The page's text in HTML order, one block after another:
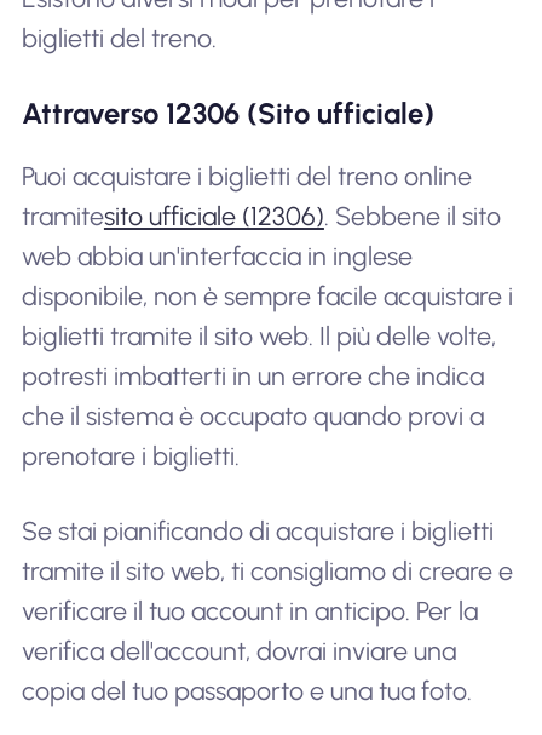
biglietti del treno.
Attraverso 12306 (Sito ufficiale)
Puoi acquistare i biglietti del treno online
tramitesito ufficiale (12306). Sebbene il sito
web abbia un'interfaccia in inglese
disponibile, non è sempre facile acquistare i
biglietti tramite il sito web. Il più delle volte,
potresti imbatterti in un errore che indica
che il sistema è occupato quando provi a
prenotare i biglietti.
Se stai pianificando di acquistare i biglietti
tramite il sito web, ti consigliamo di creare e
verificare il tuo account in anticipo. Per la
verifica dell'account, dovrai inviare una
copia del tuo passaporto e una tua foto.